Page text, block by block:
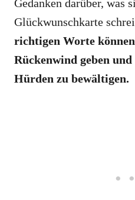
Gedanken darüber, was
Glückwunschkarte
richtigen Worte
Rückenwind geben
Hürden zu bewältigen.